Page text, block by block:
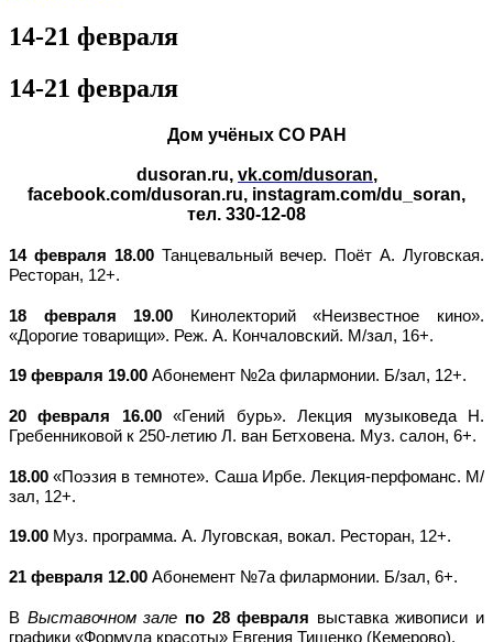
14-21 февраля
14-21 февраля
Дом учёных СО РАН
dusoran.ru, vk.com/dusoran,
facebook.com/dusoran.ru, instagram.com/du_soran,
тел. 330-12-08
14 февраля 18.00Танцевальный вечер. Поёт А. Луговская.
Ресторан, 12+.
18 февраля 19.00 Кинолекторий «Неизвестное кино».
«Дорогие товарищи». Реж. А. Кончаловский. М/зал, 16+.
19 февраля 19.00 Абонемент №2а филармонии. Б/зал, 12+.
20 февраля 16.00«Гений бурь». Лекция музыковеда Н.
Гребенниковой к 250-летию Л. ван Бетховена. Муз. салон, 6+.
18.00 «Поэзия в темноте». Саша Ирбе. Лекция-перфоманс. М/
зал, 12+.
19.00 Муз. программа. А. Луговская, вокал. Ресторан, 12+.
21 февраля 12.00 Абонемент №7а филармонии. Б/зал, 6+.
В Выставочном зале по 28 февраля выставка живописи и
графики «Формула красоты» Евгения Тищенко (Кемерово).